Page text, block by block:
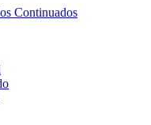
Continuados